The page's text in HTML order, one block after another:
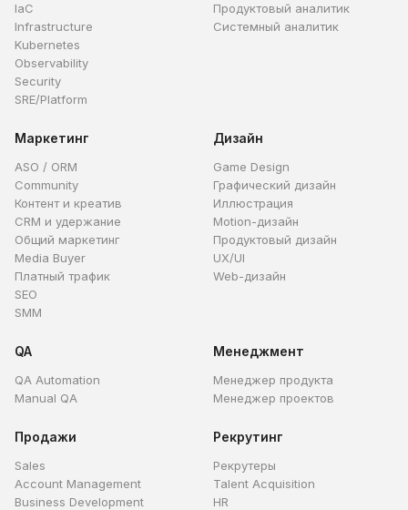
IaC
Infrastructure
Kubernetes
Observability
Security
SRE/Platform
Продуктовый аналитик
Системный аналитик
Маркетинг
ASO / ORM
Community
Контент и креатив
CRM и удержание
Общий маркетинг
Media Buyer
Платный трафик
SEO
SMM
Дизайн
Game Design
Графический дизайн
Иллюстрация
Motion-дизайн
Продуктовый дизайн
UX/UI
Web-дизайн
QA
QA Automation
Manual QA
Менеджмент
Менеджер продукта
Менеджер проектов
Продажи
Sales
Account Management
Business Development
Рекрутинг
Рекрутеры
Talent Acquisition
HR